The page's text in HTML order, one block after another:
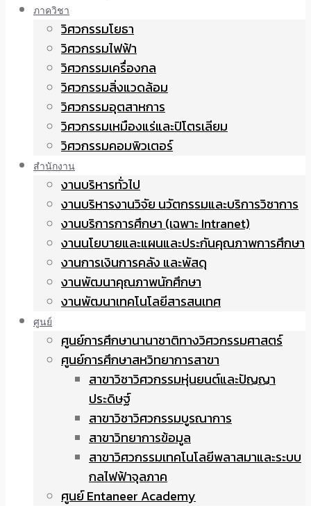
ภาควิชา
วิศวกรรมโยธา
วิศวกรรมไฟฟ้า
วิศวกรรมเครื่องกล
วิศวกรรมสิ่งแวดล้อม
วิศวกรรมอุตสาหการ
วิศวกรรมเหมืองแร่และปิโตรเลียม
วิศวกรรมคอมพิวเตอร์
สำนักงาน
งานบริหารทั่วไป
งานบริหารงานวิจัย นวัตกรรมและบริการวิชาการ
งานบริการการศึกษา (เฉพาะ Intranet)
งานนโยบายและแผนและประกันคุณภาพการศึกษา
งานการเงินการคลัง และพัสดุ
งานพัฒนาคุณภาพนักศึกษา
งานพัฒนาเทคโนโลยีสารสนเทศ
ศูนย์
ศูนย์การศึกษานานาชาติทางวิศวกรรมศาสตร์
ศูนย์การศึกษาสหวิทยาการสาขา
สาขาวิชาวิศวกรรมหุ่นยนต์และปัญญา
ประดิษฐ์
สาขาวิชาวิศวกรรมบูรณาการ
สาขาวิทยาการข้อมูล
สาขาวิศวกรรมเทคโนโลยีพลาสมาและระบบ
กลไฟฟ้าจุลภาค
ศูนย์ Entaneer Academy